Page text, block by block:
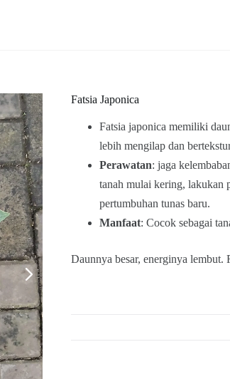
Fatsia Japonica
Fatsia japonica memiliki
lebih mengilap dan
Perawatan: jaga
tanah mulai kering, lakukan
pertumbuhan tunas baru.
Manfaat: Cocok sebagai
Daunnya besar, energinya lembut.